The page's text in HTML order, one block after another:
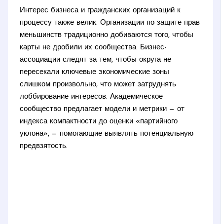
Интерес бизнеса и гражданских организаций к
процессу также велик. Организации по защите прав
меньшинств традиционно добиваются того, чтобы
карты не дробили их сообщества. Бизнес-
ассоциации следят за тем, чтобы округа не
пересекали ключевые экономические зоны
слишком произвольно, что может затруднять
лоббирование интересов. Академическое
сообщество предлагает модели и метрики — от
индекса компактности до оценки «партийного
уклона», — помогающие выявлять потенциальную
предвзятость.